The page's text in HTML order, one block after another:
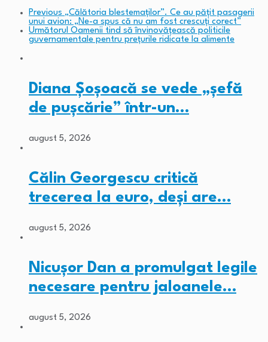
Previous „Călătoria blestemaților”. Ce au pățit pasagerii
unui avion: „Ne-a spus că nu am fost crescuți corect”
Următorul Oamenii tind să învinovățească politicile
guvernamentale pentru prețurile ridicate la alimente
Diana Șoșoacă se vede „șefă
de pușcărie” într-un…
august 5, 2026
Călin Georgescu critică
trecerea la euro, deși are…
august 5, 2026
Nicușor Dan a promulgat legile
necesare pentru jaloanele…
august 5, 2026